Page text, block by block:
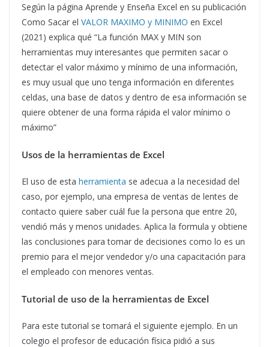
Según la página Aprende y Enseña Excel en su publicación
Como Sacar el VALOR MAXIMO y MINIMO en Excel
(2021) explica qué “La función MAX y MIN son
herramientas muy interesantes que permiten sacar o
detectar el valor máximo y mínimo de una información,
es muy usual que uno tenga información en diferentes
celdas, una base de datos y dentro de esa información se
quiere obtener de una forma rápida el valor mínimo o
máximo”
Usos de la herramientas de Excel
El uso de esta herramienta se adecua a la necesidad del
caso, por ejemplo, una empresa de ventas de lentes de
contacto quiere saber cuál fue la persona que entre 20,
vendió más y menos unidades. Aplica la formula y obtiene
las conclusiones para tomar de decisiones como lo es un
premio para el mejor vendedor y/o una capacitación para
el empleado con menores ventas.
Tutorial de uso de la herramientas de Excel
Para este tutorial se tomará el siguiente ejemplo. En un
colegio el profesor de educación física pidió a sus